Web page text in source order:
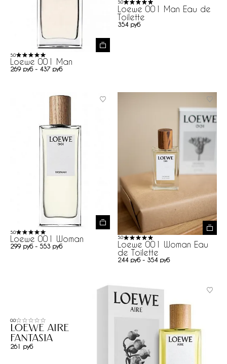
5.0
Loewe 001 Man
269 руб - 437 руб
5.0
Loewe 001 Man Eau de
Toilette
354 руб
5.0
Loewe 001 Woman
299 руб - 553 руб
5.0
Loewe 001 Woman Eau
de Toilette
244 руб - 354 руб
0.0
Loewe Aire
Fantasia
261 руб